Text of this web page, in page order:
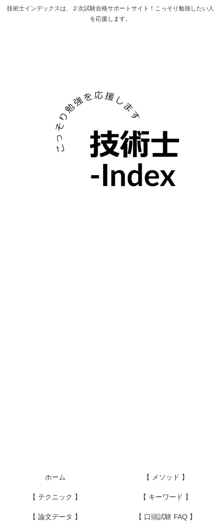
技術士インデックスは、２次試験合格サポートサイト！こっそり勉強したい人
を応援します。
ホーム 【 メソッド 】
【 テクニック 】 【 キーワード 】
【 論文データ 】 【 口頭試験 FAQ 】